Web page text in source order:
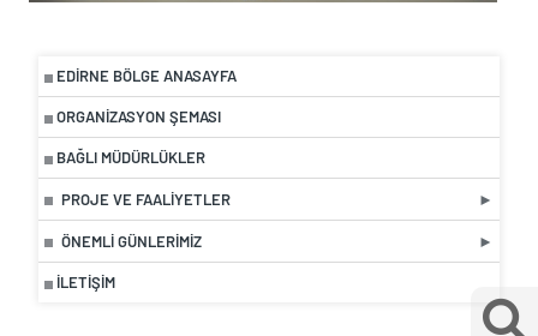
EDIRNE BÖLGE ANASAYFA
ORGANIZASYON ŞEMASI
BAĞLI MÜDÜRLÜKLER
PROJE VE FAALIYETLER
ÖNEMLI GÜNLERIMIZ
İLETIŞIM